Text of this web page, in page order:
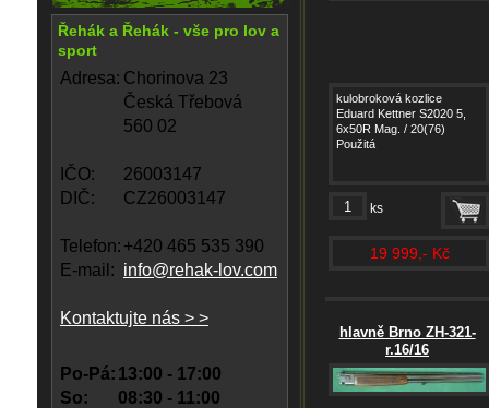
Řehák a Řehák - vše pro lov a
sport
Adresa: Chorinova 23
Česká Třebová
560 02
IČO:
26003147
DIČ:
CZ26003147
Telefon: +420 465 535 390
E-mail: info@rehak-lov.com
Kontaktujte nás > >
Po-Pá: 13:00 - 17:00
So:
08:30 - 11:00
kulobroková kozlice
Eduard Kettner S2020 5,
6x50R Mag. / 20(76)
Použitá
ks
19 999,- Kč
hlavně Brno ZH-321-
r.16/16